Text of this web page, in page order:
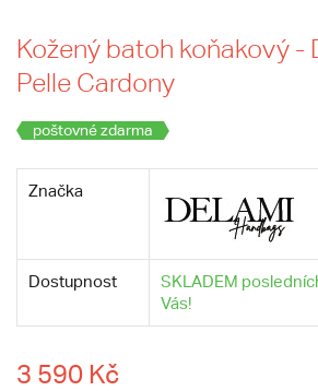
Kožený batoh koňakový -
Pelle Cardony
poštovné zdarma
Značka
Dostupnost
SKLADEM
Vás!
3 590 Kč